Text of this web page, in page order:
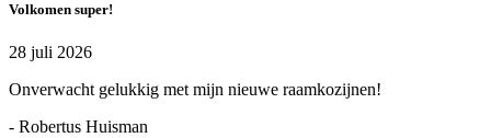
Volkomen super!
28 juli 2026
Onverwacht gelukkig met mijn nieuwe raamkozijnen!
- Robertus Huisman